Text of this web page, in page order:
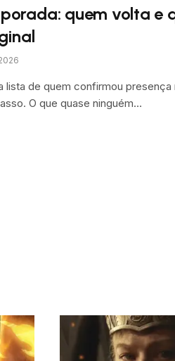
quem volta e
lista de quem confirmou presença
O que quase ninguém…